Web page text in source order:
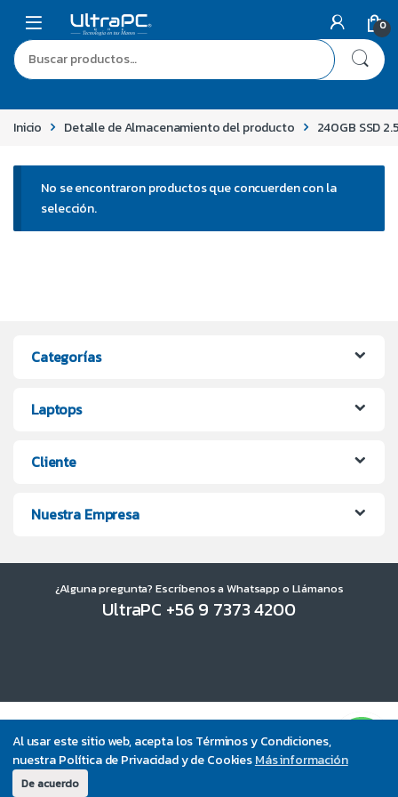
Al usar este sitio web, acepta los Términos y Condiciones,
nuestra Política de Privacidad y de CookiesMás información
De acuerdo
0
Inicio Detalle de Almacenamiento del producto 240GB SSD
No se encontraron productos que concuerden con la
selección.
Categorías
Laptops
Cliente
Nuestra Empresa
¿Alguna pregunta? Escríbenos a Whatsapp o Llámanos
UltraPC +56 9 7373 4200